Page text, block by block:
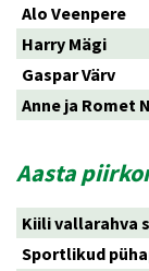
Alo Veenpere
Harry Mägi
Gaspar Värv
Anne ja Romet
Aasta
Kiili vallarahva
Sportlikud